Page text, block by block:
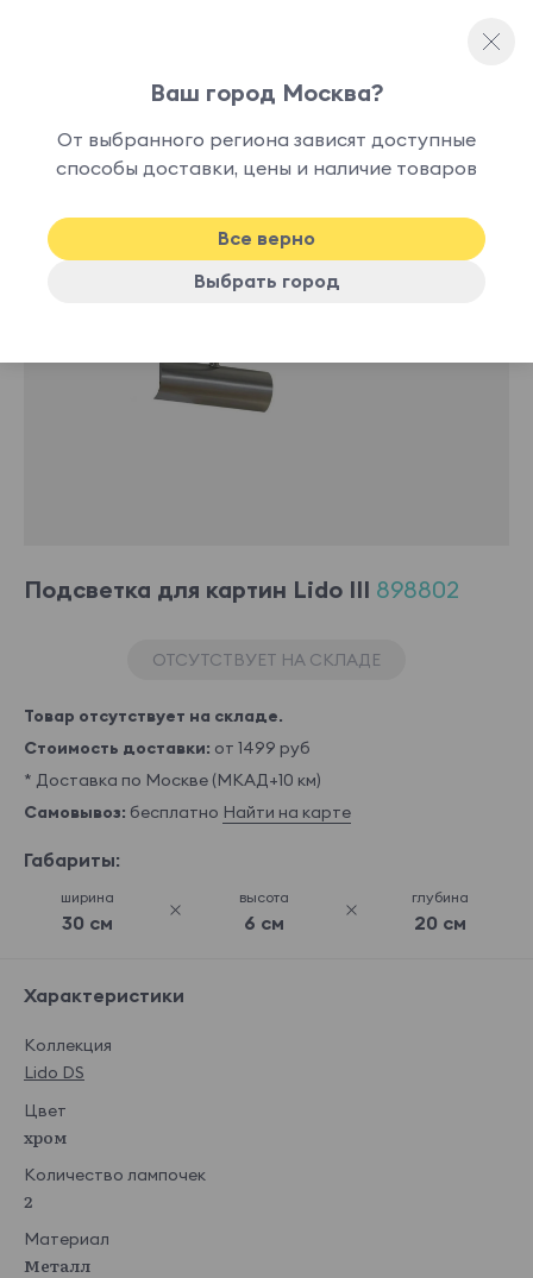
наличии
Подсветка для картин Lido III 898802
ОТСУТСТВУЕТ НА СКЛАДЕ
Товар отсутствует на складе.
Стоимость доставки: от 1499 руб
* Доставка по Москве (МКАД+10 км)
Самовывоз: бесплатно Найти на карте
Габариты:
ширина
30 см
высота
6 см
глубина
20 см
Характеристики
Коллекция
Lido DS
Цвет
хром
Количество лампочек
2
Материал
Металл
Ваш город Москва?
От выбранного региона зависят доступные
способы доставки, цены и наличие товаров
Все верно
Выбрать город